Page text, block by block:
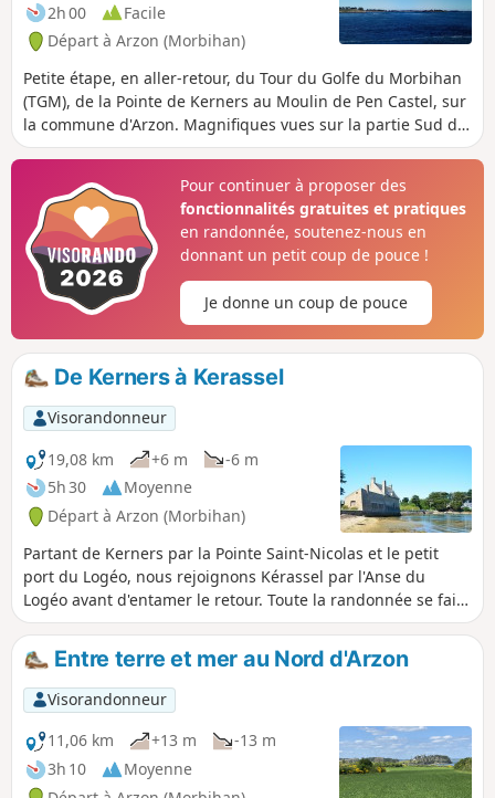
2h 00
Facile
Départ à Arzon (Morbihan)
Petite étape, en aller-retour, du Tour du Golfe du Morbihan
(TGM), de la Pointe de Kerners au Moulin de Pen Castel, sur
la commune d'Arzon. Magnifiques vues sur la partie Sud du
golfe : Île-aux-Moines, îles Creizic, Brannec, Gohivan.
endroits. Les anses de Kerners et Pen Castel sont plutôt
vaseuses. En hiver, nombreux oiseaux, dont les
hivernants.Attention aux hautes mers de grandes marées,
surtout par temps agité, car certaines parties du sentier
sont submergées (indiquées sur le sentier). Vérifier les
heures et coefficients de marée avant de vous y engager !
du sentier sont boueuses.
Pour continuer à proposer des
fonctionnalités gratuites et pratiques
en randonnée, soutenez-nous en
donnant un petit coup de pouce !
Je donne un coup de pouce
De Kerners à Kerassel
Visorandonneur
19,08 km
+6 m
-6 m
5h 30
Moyenne
Départ à Arzon (Morbihan)
Partant de Kerners par la Pointe Saint-Nicolas et le petit
port du Logéo, nous rejoignons Kérassel par l'Anse du
Logéo avant d'entamer le retour. Toute la randonnée se fait
sur le chemin du littoral. Attention certains passages se
font sur la plage et peuvent être délicats lors des marées
hautes ou/et grandes marées.
Entre terre et mer au Nord d'Arzon
Visorandonneur
11,06 km
+13 m
-13 m
3h 10
Moyenne